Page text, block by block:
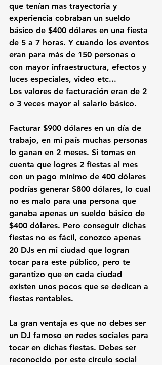
que tenían mas trayectoria y
experiencia cobraban un sueldo
básico de $400 dólares en una fiesta
de 5 a 7 horas. Y cuando los eventos
eran para más de 150 personas o
con mayor infraestructura, efectos y
luces especiales, video etc...
Los valores de facturación eran de 2
o 3 veces mayor al salario básico.
Facturar $900 dólares en un día de
trabajo, en mi país muchas personas
lo ganan en 2 meses. Si tomas en
cuenta que logres 2 fiestas al mes
con un pago mínimo de 400 dólares
podrías generar $800 dólares, lo cual
no es malo para una persona que
ganaba apenas un sueldo básico de
$400 dólares. Pero conseguir dichas
fiestas no es fácil, conozco apenas
20 DJs en mi ciudad que logran
tocar para este público, pero te
garantizo que en cada ciudad
existen unos pocos que se dedican a
fiestas rentables.
La gran ventaja es que no debes ser
un DJ famoso en redes sociales para
tocar en dichas fiestas. Debes ser
reconocido por este circulo social